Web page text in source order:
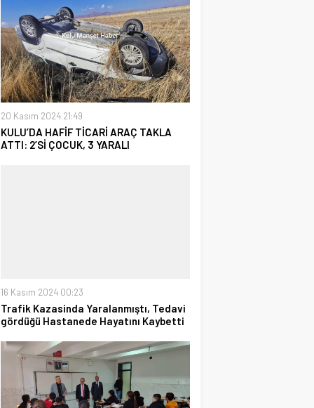
20 Kasım 2024 21:49
KULU’DA HAFİF TİCARİ ARAÇ TAKLA
ATTI: 2’Sİ ÇOCUK, 3 YARALI
16 Kasım 2024 00:23
Trafik Kazasinda Yaralanmıştı, Tedavi
gördüğü Hastanede Hayatını Kaybetti